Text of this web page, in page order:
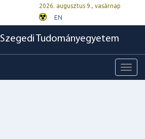
2026. augusztus 9., vasárnap
EN
Szegedi Tudományegyetem